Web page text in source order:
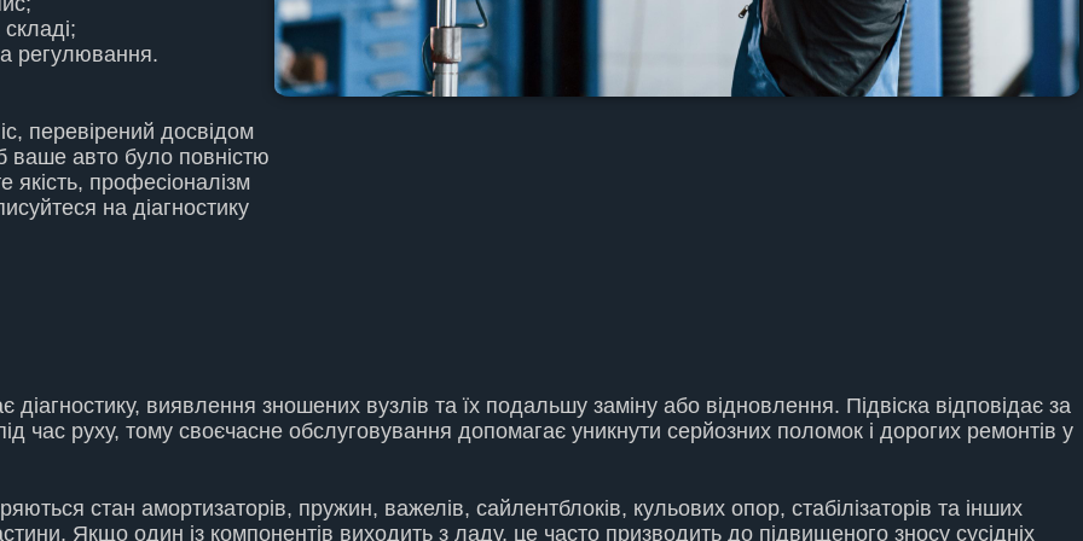
регулювання.
перевірений досвідом
ваше авто було повністю
якість, професіоналізм
на діагностику
діагностику, виявлення зношених вузлів та їх подальшу заміну або відновлення. Підвіска відповідає за
час руху, тому своєчасне обслуговування допомагає уникнути серйозних поломок і дорогих ремонтів у
стан амортизаторів, пружин, важелів, сайлентблоків, кульових опор, стабілізаторів та інших
Якщо один із компонентів виходить з ладу, це часто призводить до підвищеного зносу сусідніх